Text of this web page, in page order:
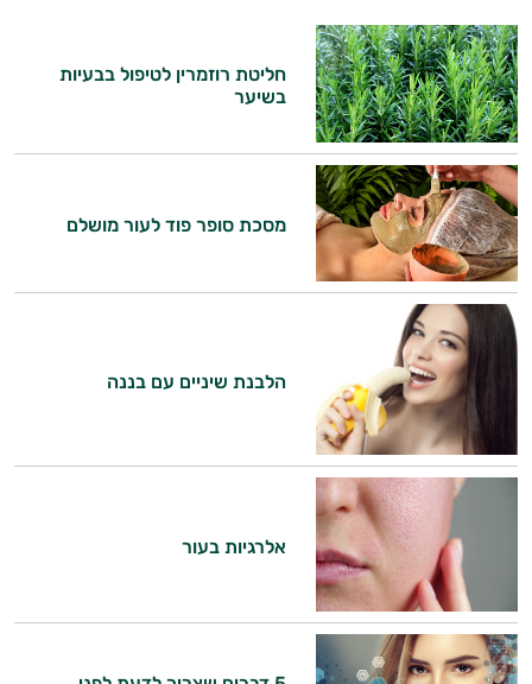
חליטת רוזמרין לטיפול בבעיות
בשיער
מסכת סופר פוד לעור מושלם
הלבנת שיניים עם בננה
אלרגיות בעור
היי,
אני יועץ הבריאות האישי AI של טבע בריא.
התשובות שלי מבוססות על מאגרי מידע קליניים
וספרות מקצועית בתחומי הרפואה הטבעית
ותזונת הספורט.
אני כאן כדי לעזור לך להתאים את תוספי
התזונה ומוצרי הבריאות המדויקים למטרות
ולמצב הגופני שלך, ולהסביר לך אילו רכיבים
עובדים יחד כדי למקסם תוצאות גם בחיי היום
יום וגם בתחום הכושר והספורט.
המטרה שלי היא להתאים עבורך המלצות
אישיות מבוססות מדעית.
זה הזמן להתחיל. איך אוכל לעזור?